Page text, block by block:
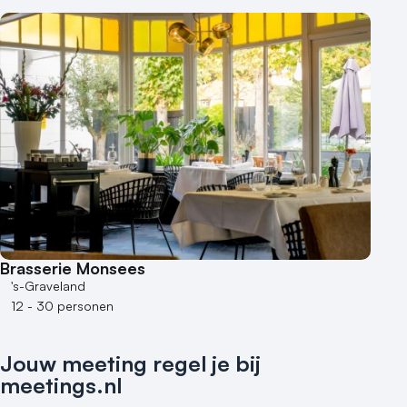
Locaties aan zee
Museum
Theater
Varende locatie
Brasserie Monsees
's-Graveland
12 - 30 personen
Jouw meeting regel je bij
meetings.nl